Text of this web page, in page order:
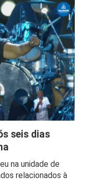
seis dias
na unidade de
relacionados à